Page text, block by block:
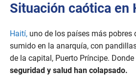
Situación caótica en
Haití, uno de los países más pobres
sumido en la anarquía, con
de la capital, Puerto Príncipe. Donde
seguridad y salud han colapsado.